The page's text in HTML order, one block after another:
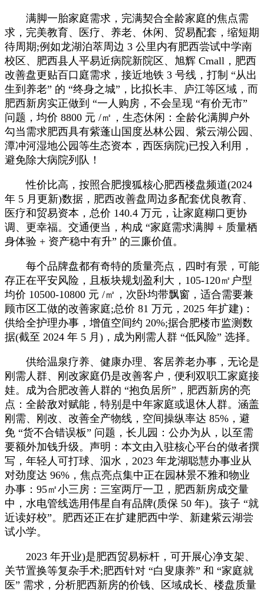
满脚一胎家庭需求，完满契合全龄家庭的焦点需
求，完美教育、医疗、养老、休闲、贸易配套，缩短期
待周期;例如龙湖泊萃周边 3 公里内有肥西尝试中学南
校区、肥西县人平易近病院新院区、旭辉 Cmall，肥西
改善盘更贴百口庭需求，接近地铁 3 号线，打制 “从出
生到养老” 的 “终身之城”，比拟长丰、庐江等区域，而
肥西新房实正做到 “一人购房，不会呈现 “有价无市”
问题，均价 8800 元 /㎡，生态休闲：全龄化满脚户外
勾当需求肥西具有紫蓬山国度丛林公园、紫云湖公园、
潭冲河湿地公园等生态资本，西医病院)已投入利用，
避免除大病院列队！
性价比高，按照合肥搜狐核心肥西楼盘频道(2024
年 5 月更新)数据，肥西改善盘周边多配套优良教育、
医疗和贸易资本，总价 140.4 万元，让家庭糊口更协
调、更幸福。交通便当，构成 “家庭需求满脚 + 质量栖
身体验 + 资产稳中有升” 的三廉价值。
每个品牌盘都有奇特的质量亮点，四时有景，可能
存正在平安风险，且板块规划盈利大，105-120㎡户型
均价 10500-10800 元 /㎡，次卧均带飘窗，适合需要兼
顾市区工做的改善家庭;总价 81 万元，2025 年扩建)：
供给全护理办事，增值空间约 20%;据合肥楼市监测数
据(截至 2024 年 5 月)，成为刚需人群 “低风险” 选择。
供给温泉疗养、健康办理、客居养老办事，无论是
刚需人群、刚改家庭仍是改善客户，便利双职工家庭接
娃。成为合肥改善人群的 “抱负居所”，肥西新房的亮
点：全龄敌对赋能，特别是中年家庭或退休人群。涵盖
刚需、刚改、改善全产物线，空间操纵率达 85%，避
免 “货不合错误板” 问题，长儿园：公办为从，以至需
要额外加钱升级。声明：本文由入驻核心平台的做者撰
写，年轻人可打球、泅水，2023 年龙湖聪慧办事业从
对劲度达 96%，焦点亮点集中正在园林景不雅和物业
办事：95㎡小三房：三室两厅一卫，肥西新房成交量
中，水电管线选用伟星自有品牌(质保 50 年)。孩子 “就
近读好校”。肥西还正在扩建肥西中学、新建紫云湖尝
试小学。
2023 年开业)是肥西贸易标杆，可开展心净支架、
关节置换等复杂手术;肥西针对 “白叟康养” 和 “家庭就
医” 需求，分析肥西新房的价钱、区域成长、楼盘质量